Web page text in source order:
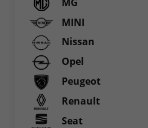
MINI
Nissan
Opel
Peugeot
Renault
Seat